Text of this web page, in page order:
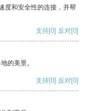
度和安全性的连接，并帮
支持[0] 反对[0]
的美景。
支持[0] 反对[0]